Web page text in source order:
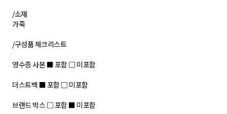
/소재
가죽
/구성품 체크리스트
영수증 사본 ■ 포함 □ 미포함
더스트백 ■ 포함 □ 미포함
브랜드 박스 □ 포함 ■ 미포함